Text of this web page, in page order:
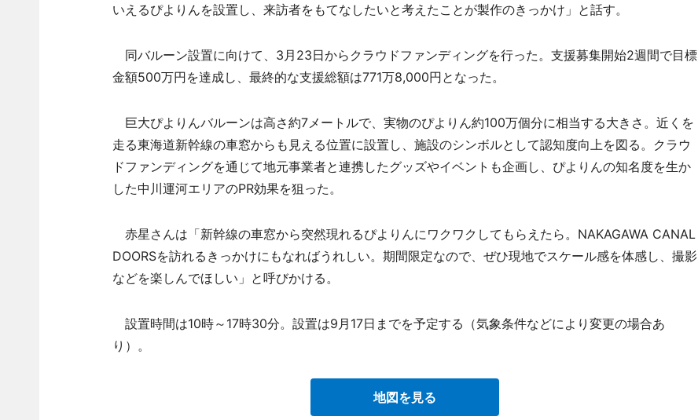
いえるぴよりんを設置し、来訪者をもてなしたいと考えたことが製作のきっかけ」と話す。
同バルーン設置に向けて、3月23日からクラウドファンディングを行った。支援募集開始2週間で目標
金額500万円を達成し、最終的な支援総額は771万8,000円となった。
巨大ぴよりんバルーンは高さ約7メートルで、実物のぴよりん約100万個分に相当する大きさ。近くを
走る東海道新幹線の車窓からも見える位置に設置し、施設のシンボルとして認知度向上を図る。クラウ
ドファンディングを通じて地元事業者と連携したグッズやイベントも企画し、ぴよりんの知名度を生か
した中川運河エリアのPR効果を狙った。
赤星さんは「新幹線の車窓から突然現れるぴよりんにワクワクしてもらえたら。NAKAGAWA CANAL
DOORSを訪れるきっかけにもなればうれしい。期間限定なので、ぜひ現地でスケール感を体感し、撮影
などを楽しんでほしい」と呼びかける。
設置時間は10時～17時30分。設置は9月17日までを予定する（気象条件などにより変更の場合あ
り）。
地図を見る